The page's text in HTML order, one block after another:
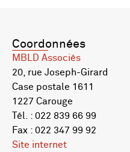
Coordonnées
MBLD Associés
20, rue Joseph-Girard
Case postale 1611
1227 Carouge
Tél. : 022 839 66 99
Fax : 022 347 99 92
Site internet